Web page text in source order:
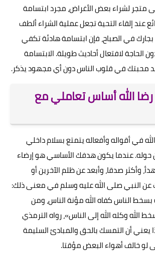
متجر لشراء بعض الأغراض، مجرد ابتسامة
عند إلقاء التحية تجعل عملية الشراء ألطف
في الصباح، فإن ابتسامة هادئة تكفي
الحاجة لافتعال أحاديث طويلة. الابتسامة
محبتك في قلوب الناس دون أي مجهود يذكر.
الله أساس تعاملي مع
في أقواله وأفعاله يتمتع بسلام داخلي
عندما يكون هدفك الأساسي هو إرضاء
وأكثر صدقا، وأبعد عن ظلم الآخرين أو
عن النبي صلى الله عليه وسلم في معنى ذلك:
الناس كفاه الله مؤنة الناس، ومن
الله وكله الله إلى الناس»، رواه الترمذي
يعني أن التمسك بالحق والمبادئ السليمة
لو خالف أهواء البعض مؤقتا.